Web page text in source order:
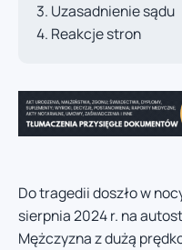
Uzasadnienie sądu
Reakcje stron
Do tragedii doszło w
sierpnia 2024 r. na
Mężczyzna z dużą